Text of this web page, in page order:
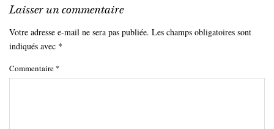
Laisser un commentaire
Votre adresse e-mail ne sera pas publiée. Les champs obligatoires sont
indiqués avec *
Commentaire *